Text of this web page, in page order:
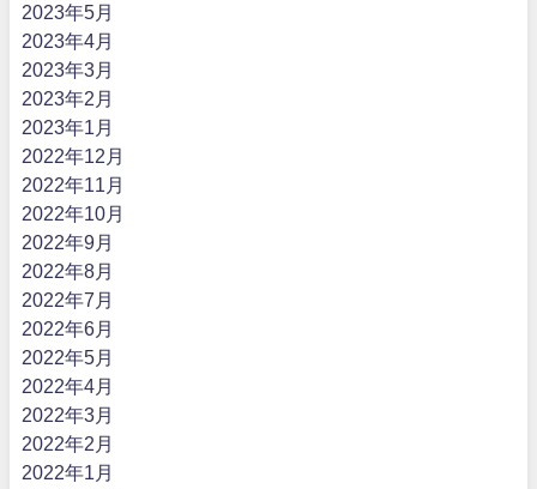
2023年5月
2023年4月
2023年3月
2023年2月
2023年1月
2022年12月
2022年11月
2022年10月
2022年9月
2022年8月
2022年7月
2022年6月
2022年5月
2022年4月
2022年3月
2022年2月
2022年1月